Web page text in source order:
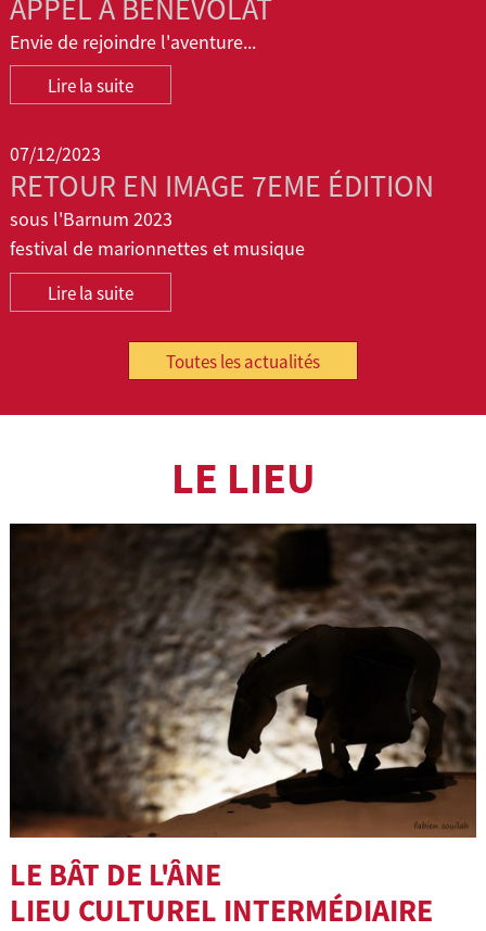
APPEL A BENEVOLAT
Envie de rejoindre l'aventure...
Lire la suite
07/12/2023
RETOUR EN IMAGE 7EME ÉDITION
sous l'Barnum 2023
festival de marionnettes et musique
Lire la suite
Toutes les actualités
LE LIEU
LE BÂT DE L'ÂNE
LIEU CULTUREL INTERMÉDIAIRE